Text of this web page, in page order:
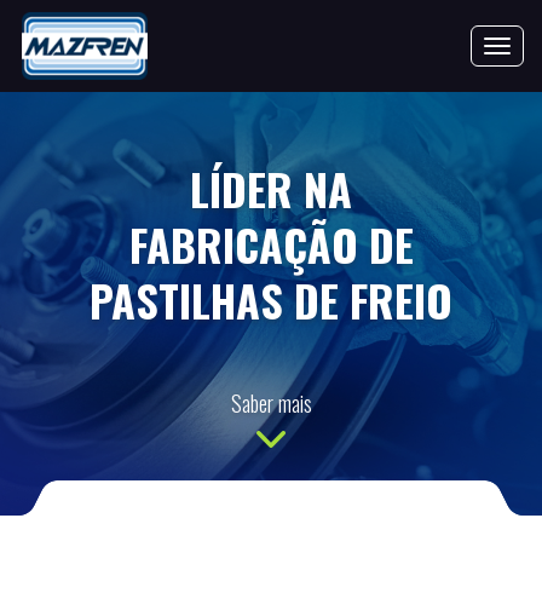
LÍDER NA
FABRICAÇÃO DE
PASTILHAS DE FREIO
Saber mais